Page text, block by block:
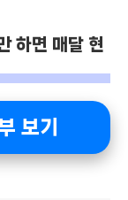
하면 매달 현
보기